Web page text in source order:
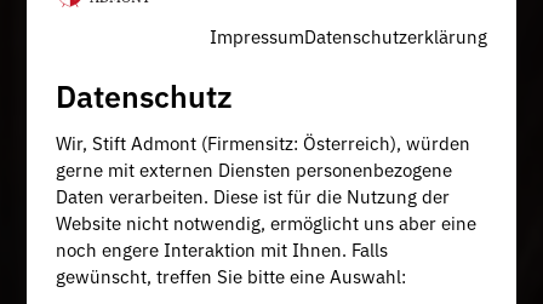
ImpressumDatenschutzerklärung
Datenschutz
Wir, Stift Admont (Firmensitz: Österreich), würden
gerne mit externen Diensten personenbezogene
Daten verarbeiten. Diese ist für die Nutzung der
Website nicht notwendig, ermöglicht uns aber eine
noch engere Interaktion mit Ihnen. Falls
gewünscht, treffen Sie bitte eine Auswahl: